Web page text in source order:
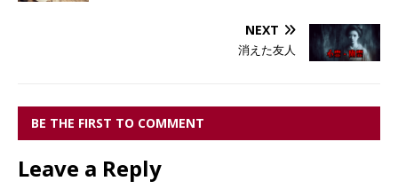
NEXT
消えた友人
BE THE FIRST TO COMMENT
Leave a Reply